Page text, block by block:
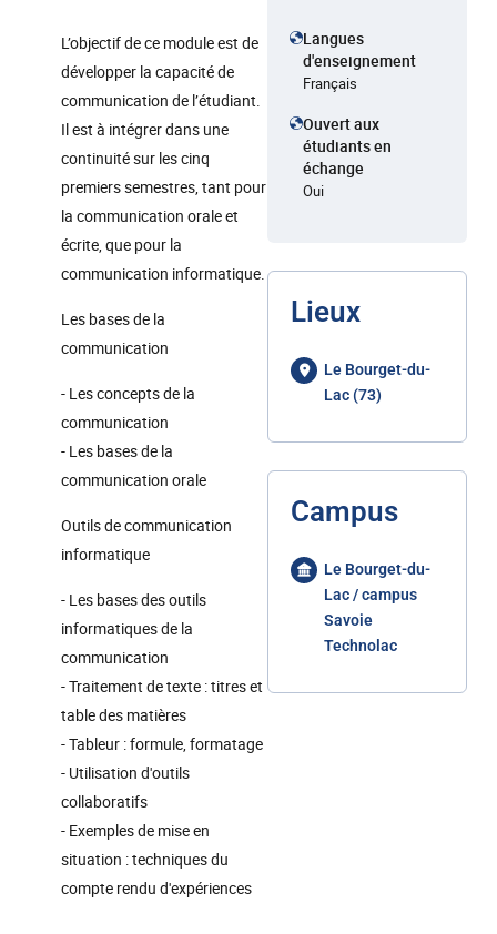
L’objectif de ce module est de
développer la capacité de
communication de l’étudiant.
Il est à intégrer dans une
continuité sur les cinq
premiers semestres, tant pour
la communication orale et
écrite, que pour la
communication informatique.
Les bases de la
communication
- Les concepts de la
communication
- Les bases de la
communication orale
Outils de communication
informatique
- Les bases des outils
informatiques de la
communication
- Traitement de texte : titres et
table des matières
- Tableur : formule, formatage
- Utilisation d'outils
collaboratifs
- Exemples de mise en
situation : techniques du
compte rendu d'expériences
Langues
d'enseignement
Français
Ouvert aux
étudiants en
échange
Oui
Lieux
Le Bourget-du-
Lac (73)
Campus
Le Bourget-du-
Lac / campus
Savoie
Technolac